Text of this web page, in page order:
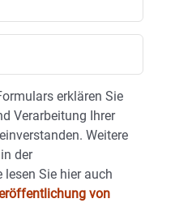
erklären Sie
Verarbeitung Ihrer
Weitere
der
lesen Sie hier auch
von